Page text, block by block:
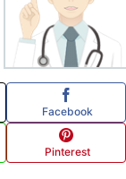
Facebook
Pinterest